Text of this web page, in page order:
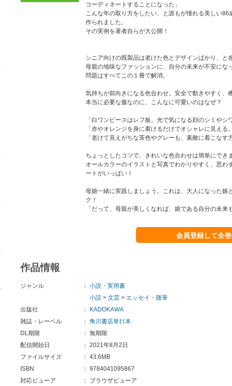
コーディネートすることになった」
こんな年の取り方をしたい、と誰もが憧れる美しい
作られました。
その実例を著者自らが大公開！
シニア向けの既製品は老けた色とデザインばかり、と
母親の地味なファッションに、自分の未来が不安にな
問題はすべてこの１冊で解消。
気持ちが前向きになる色合わせ。安全で動きやすく、
本当に必要な服なのに、こんなに可愛いのはなぜ？
「白ワンピースはレフ板。光で気になる顔のシミやシ
「赤やオレンジを身に着けるだけでオシャレに見える
「老けて見えがちな茶色やグレーも、素敵に着こなす
ちょっとしたコツで、きれいな色合わせは簡単にできま
オールカラーのイラストと写真でわかりやすく、思わ
ートがいっぱい！
母娘一緒に実践しましょう。これは、大人になった娘
ク！
「だって、母親が美しくなれば、娘である自分の未来
会員登録して全
作品情報
ジャンル ： 小説・実用書
小説 > 文芸 > エッセイ・随筆
出版社
：
KADOKAWA
雑誌・レーベル
： 角川書店単行本
DL期限
： 無期限
配信開始日
： 2021年8月2日
ファイルサイズ
： 43.6MB
ISBN
： 9784041095867
対応ビューア
： ブラウザビューア